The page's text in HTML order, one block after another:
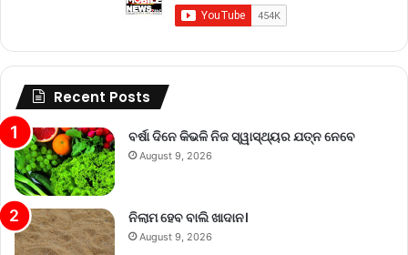
Recent Posts
ବର୍ଷା ଦିନେ କିଭଳି ନିଜ ସ୍ୱାସ୍ଥ୍ୟର ଯତ୍ନ ନେବେ
August 9, 2026
ନିଲାମ ହେବ ବାଲି ଖାଦାନ।
August 9, 2026